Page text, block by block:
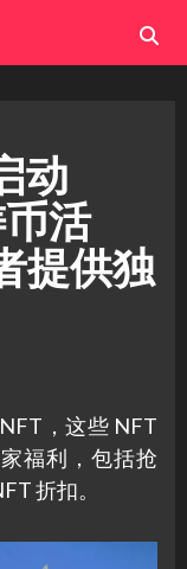
动
活
提供独
，这些 NFT
福利，包括抢
折扣。